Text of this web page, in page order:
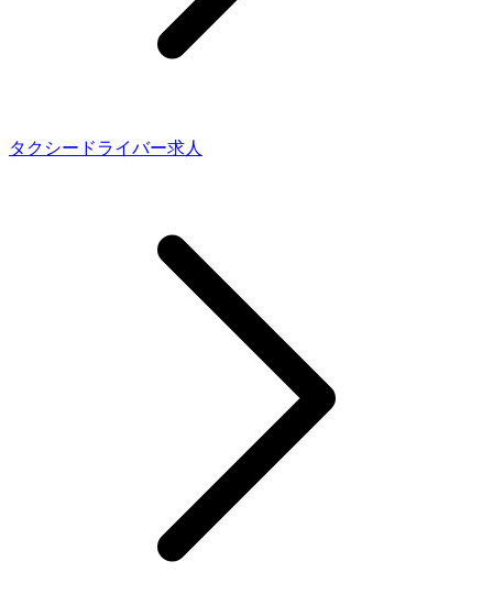
タクシードライバー求人